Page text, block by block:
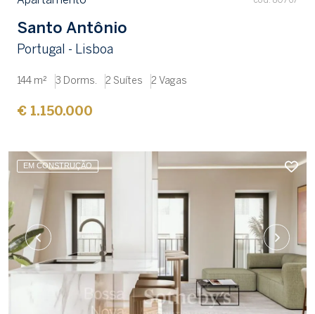
Santo Antônio
Portugal - Lisboa
144 m² 3 Dorms. 2 Suítes 2 Vagas
€ 1.150.000
EM CONSTRUÇÃO